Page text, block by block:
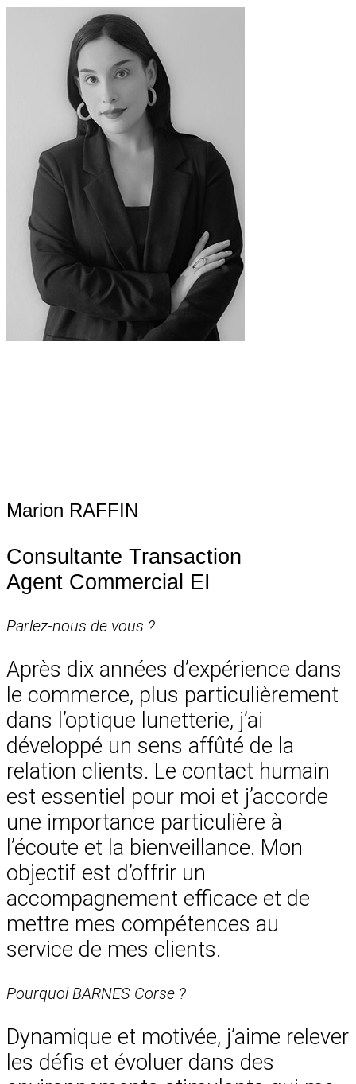
Marion RAFFIN
Consultante Transaction
Agent Commercial EI
Parlez-nous de vous ?
Après dix années d’expérience dans
le commerce, plus particulièrement
dans l’optique lunetterie, j’ai
développé un sens affûté de la
relation clients. Le contact humain
est essentiel pour moi et j’accorde
une importance particulière à
l’écoute et la bienveillance. Mon
objectif est d’offrir un
accompagnement efficace et de
mettre mes compétences au
service de mes clients.
Pourquoi BARNES Corse ?
Dynamique et motivée, j’aime relever
les défis et évoluer dans des